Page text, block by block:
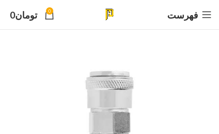
فهرست 0 تومان0